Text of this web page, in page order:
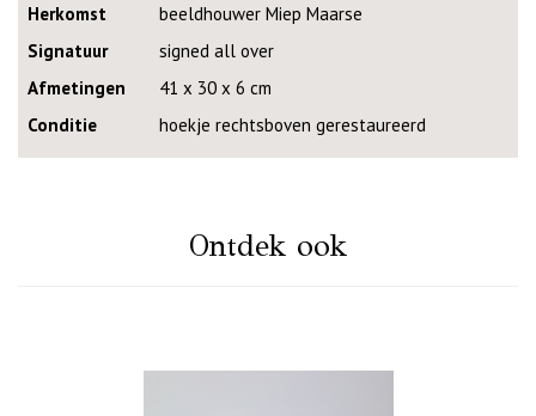
Herkomst
beeldhouwer Miep Maarse
Signatuur
signed all over
Afmetingen
41 x 30 x 6 cm
Conditie
hoekje rechtsboven gerestaureerd
Ontdek ook